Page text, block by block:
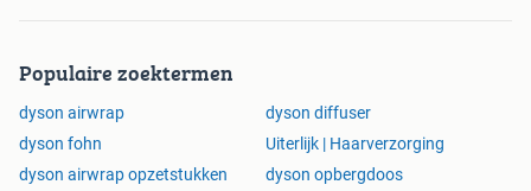
Populaire zoektermen
dyson airwrap
dyson diffuser
dyson fohn
Uiterlijk | Haarverzorging
dyson airwrap opzetstukken
dyson opbergdoos